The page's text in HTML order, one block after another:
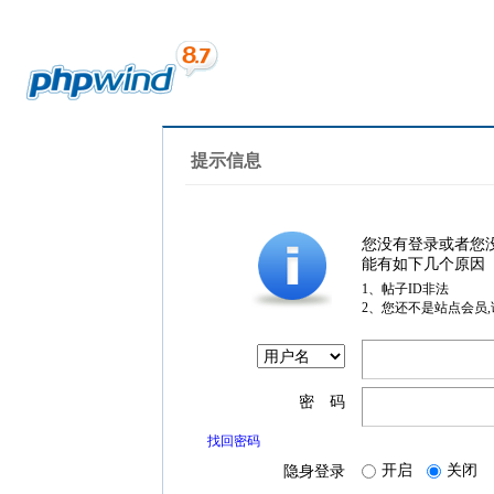
提示信息
您没有登录或者您
能有如下几个原因
1、帖子ID非法
2、您还不是站点会员
密 码
找回密码
隐身登录 开启 关闭